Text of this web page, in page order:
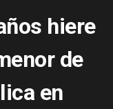
hiere
de
en